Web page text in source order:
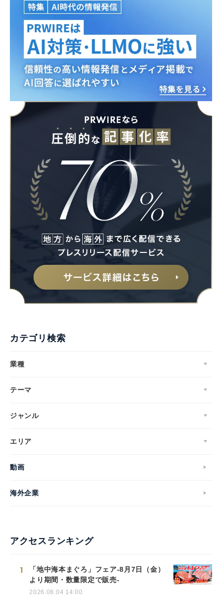
カテゴリ検索
業種
テーマ
ジャンル
エリア
動画
海外企業
アクセスランキング
1
「地中海本まぐろ」フェア-8月7日（金）
より期間・数量限定で販売-
2026.08.04 14:00